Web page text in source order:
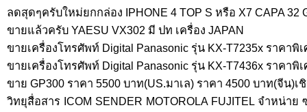
ลดสุดๆครับใหม่ยกกล่อง IPHONE 4 TOP S หรือ X7 CAPA 32
ขายแล้วครับ YAESU VX302 มี ปท เครื่อง JAPAN
ขายเครื่องโทรศัพท์ Digital Panasonic รุ่น KX-T7235x ราคาพิ
ขายเครื่องโทรศัพท์ Digital Panasonic รุ่น KX-T7436x ราคาพิ
ขาย GP300 ราคา 5500 บาท(US.มาเล) ราคา 4500 บาท(จีน)
วิทยุสื่อสาร ICOM SENDER MOTOROLA FUJITEL จำหน่า